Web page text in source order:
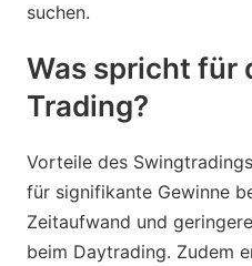
suchen.
Was spricht für
Trading?
Vorteile des
für signifikante Gewinne
Zeitaufwand und
beim Daytrading. Zudem